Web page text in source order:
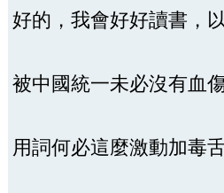
好的，我會好好讀書，
被中國統一未必沒有血傷
用詞何必這麼激動加毒